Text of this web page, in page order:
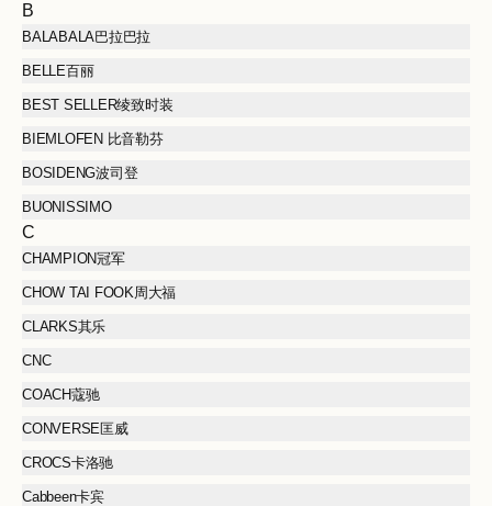
B
BALABALA巴拉巴拉
BELLE百丽
BEST SELLER绫致时装
BIEMLOFEN 比音勒芬
BOSIDENG波司登
BUONISSIMO
C
CHAMPION冠军
CHOW TAI FOOK周大福
CLARKS其乐
CNC
COACH蔻驰
CONVERSE匡威
CROCS卡洛驰
Cabbeen卡宾